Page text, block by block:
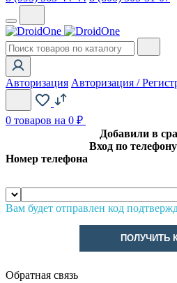
Авторизация Авторизация /
0 товаров на 0 ₽
Добавили в
Вход по телефону
Номер телефона
Вам будет отправлен код
ПОЛУЧИТЬ
Обратная связь